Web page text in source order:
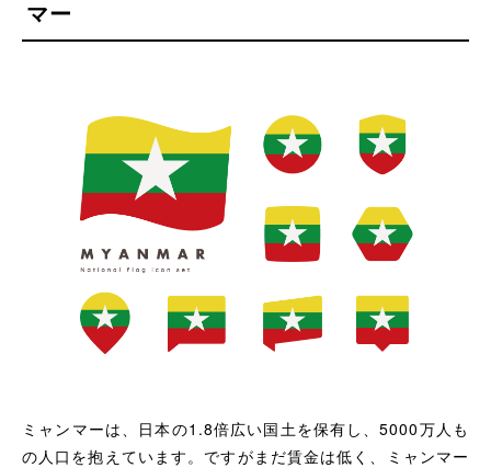
マー
ミャンマーは、日本の1.8倍広い国土を保有し、5000万人も
の人口を抱えています。ですがまだ賃金は低く、ミャンマー